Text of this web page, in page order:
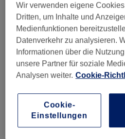
765 reviews
Hohe Pforte 23-27, 50676 Köln
Wir verwenden eigene
Dritten, um Inhalte und
Medienfunktionen
Datenverkehr zu analysieren.
Informationen über die
unsere Partner für soziale
Analysen weiter. Cookie-
Cookie-
Einstellungen